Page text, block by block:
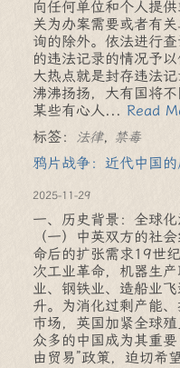
向任何单位和个人提
关为办案需要或者有
询的除外。依法进行
的违法记录的情况予
大热点就是封存违法
沸沸扬扬，大有国将
某些有心人... Read
标签：
法律, 禁毒
鸦片战争：近代中国
2025-11-29
一、历史背景：全球
（一）中英双方的社
命后的扩张需求19世
次工业革命，机器生
业、钢铁业、造船业
升。为消化过剩产能
市场，英国加紧全球
众多的中国成为其重
由贸易”政策，迫切希